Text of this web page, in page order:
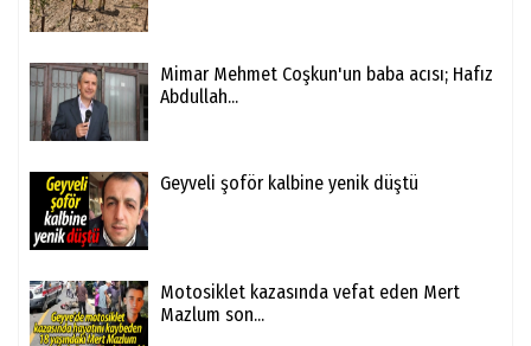
Mimar Mehmet Coşkun'un baba acısı; Hafız
Abdullah...
Geyveli şoför kalbine yenik düştü
Motosiklet kazasında vefat eden Mert
Mazlum son...